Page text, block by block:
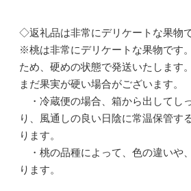
◇返礼品は非常にデリケートな果物
※桃は非常にデリケートな果物です
ため、硬めの状態で発送いたします
まだ果実が硬い場合がございます。
・冷蔵便の場合、箱から出してし
り、風通しの良い日陰に常温保管す
ります。
・桃の品種によって、色の違いや
ります。